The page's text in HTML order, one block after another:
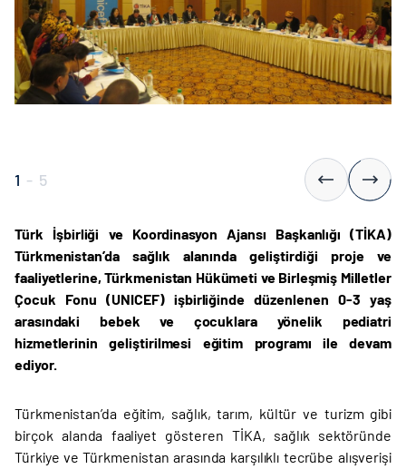
1 - 5
Türk İşbirliği ve Koordinasyon Ajansı Başkanlığı (TİKA)
Türkmenistan’da sağlık alanında geliştirdiği proje ve
faaliyetlerine, Türkmenistan Hükümeti ve Birleşmiş Milletler
Çocuk Fonu (UNICEF) işbirliğinde düzenlenen 0-3 yaş
arasındaki bebek ve çocuklara yönelik pediatri
hizmetlerinin geliştirilmesi eğitim programı ile devam
ediyor.
Türkmenistan’da eğitim, sağlık, tarım, kültür ve turizm gibi
birçok alanda faaliyet gösteren TİKA, sağlık sektöründe
Türkiye ve Türkmenistan arasında karşılıklı tecrübe alışverişi